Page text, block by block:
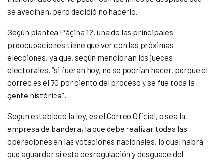
se avecinan, pero decidió no hacerlo.
Según plantea Página 12, una de las principales
preocupaciones tiene que ver con las próximas
elecciones, ya que, según mencionan los jueces
electorales, “si fueran hoy, no se podrían hacer, porque el
correo es el 70 por ciento del proceso y se fue toda la
gente histórica”.
Según establece la ley, es el Correo Oficial, o sea la
empresa de bandera, la que debe realizar todas las
operaciones en las votaciones nacionales, lo cual habrá
que aguardar si esta desregulación y desguace del